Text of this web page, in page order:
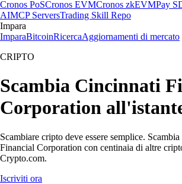
Cronos PoSCronos EVMCronos zkEVMPay
AIMCP ServersTrading Skill Repo
Impara
ImparaBitcoinRicercaAggiornamenti di mercato
CRIPTO
Scambia Cincinnati
Corporation
Scambiare cripto deve essere semplice.
Financial Corporation con centinaia di altre
Crypto.com.
Iscriviti ora